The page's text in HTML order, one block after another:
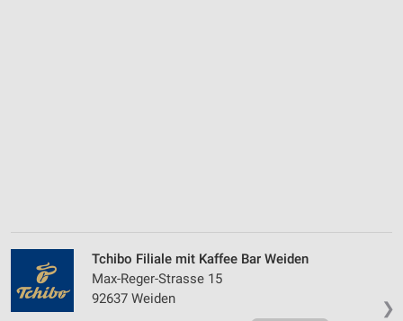
❯
Tchibo Filiale mit Kaffee Bar Weiden
Max-Reger-Strasse 15
92637 Weiden